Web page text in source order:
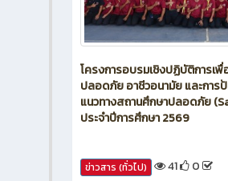
โครงการอบรมเชิงปฏิบัติการเพื่
ปลอดภัย อาชีวอนามัย และกา
แนวทางสถานศึกษาปลอดภัย
ประจำปีการศึกษา 2569
ข่าวสาร (ทั่วไป) 41 0